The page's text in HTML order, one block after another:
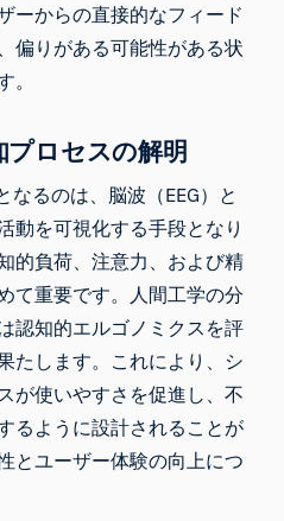
ーからの直接的なフィード
偏りがある可能性がある状
。
プロセスの解明
るのは、 脳波（EEG） と
動を可視化する手段となり
的負荷、注意力、および精
て重要です。人間工学の分
認知的エルゴノミクスを評
たします。これにより、シ
が使いやすさを促進し、不
るように設計されることが
とユーザー体験の向上につ